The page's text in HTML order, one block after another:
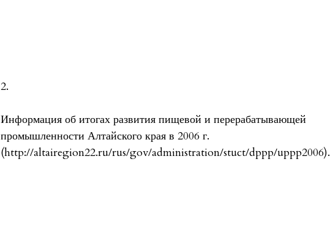
2.
Информация об итогах развития пищевой и перерабатывающей
промышленности Алтайского края в 2006 г.
(http://altairegion22.ru/rus/gov/administration/stuct/dppp/uppp2006).